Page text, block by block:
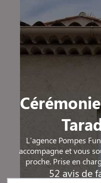
ESPACES HOMMAGES
ESPACE FAMILLE
L'agence Pompes
accompagne et vous
proche. Prise en
52 avis de